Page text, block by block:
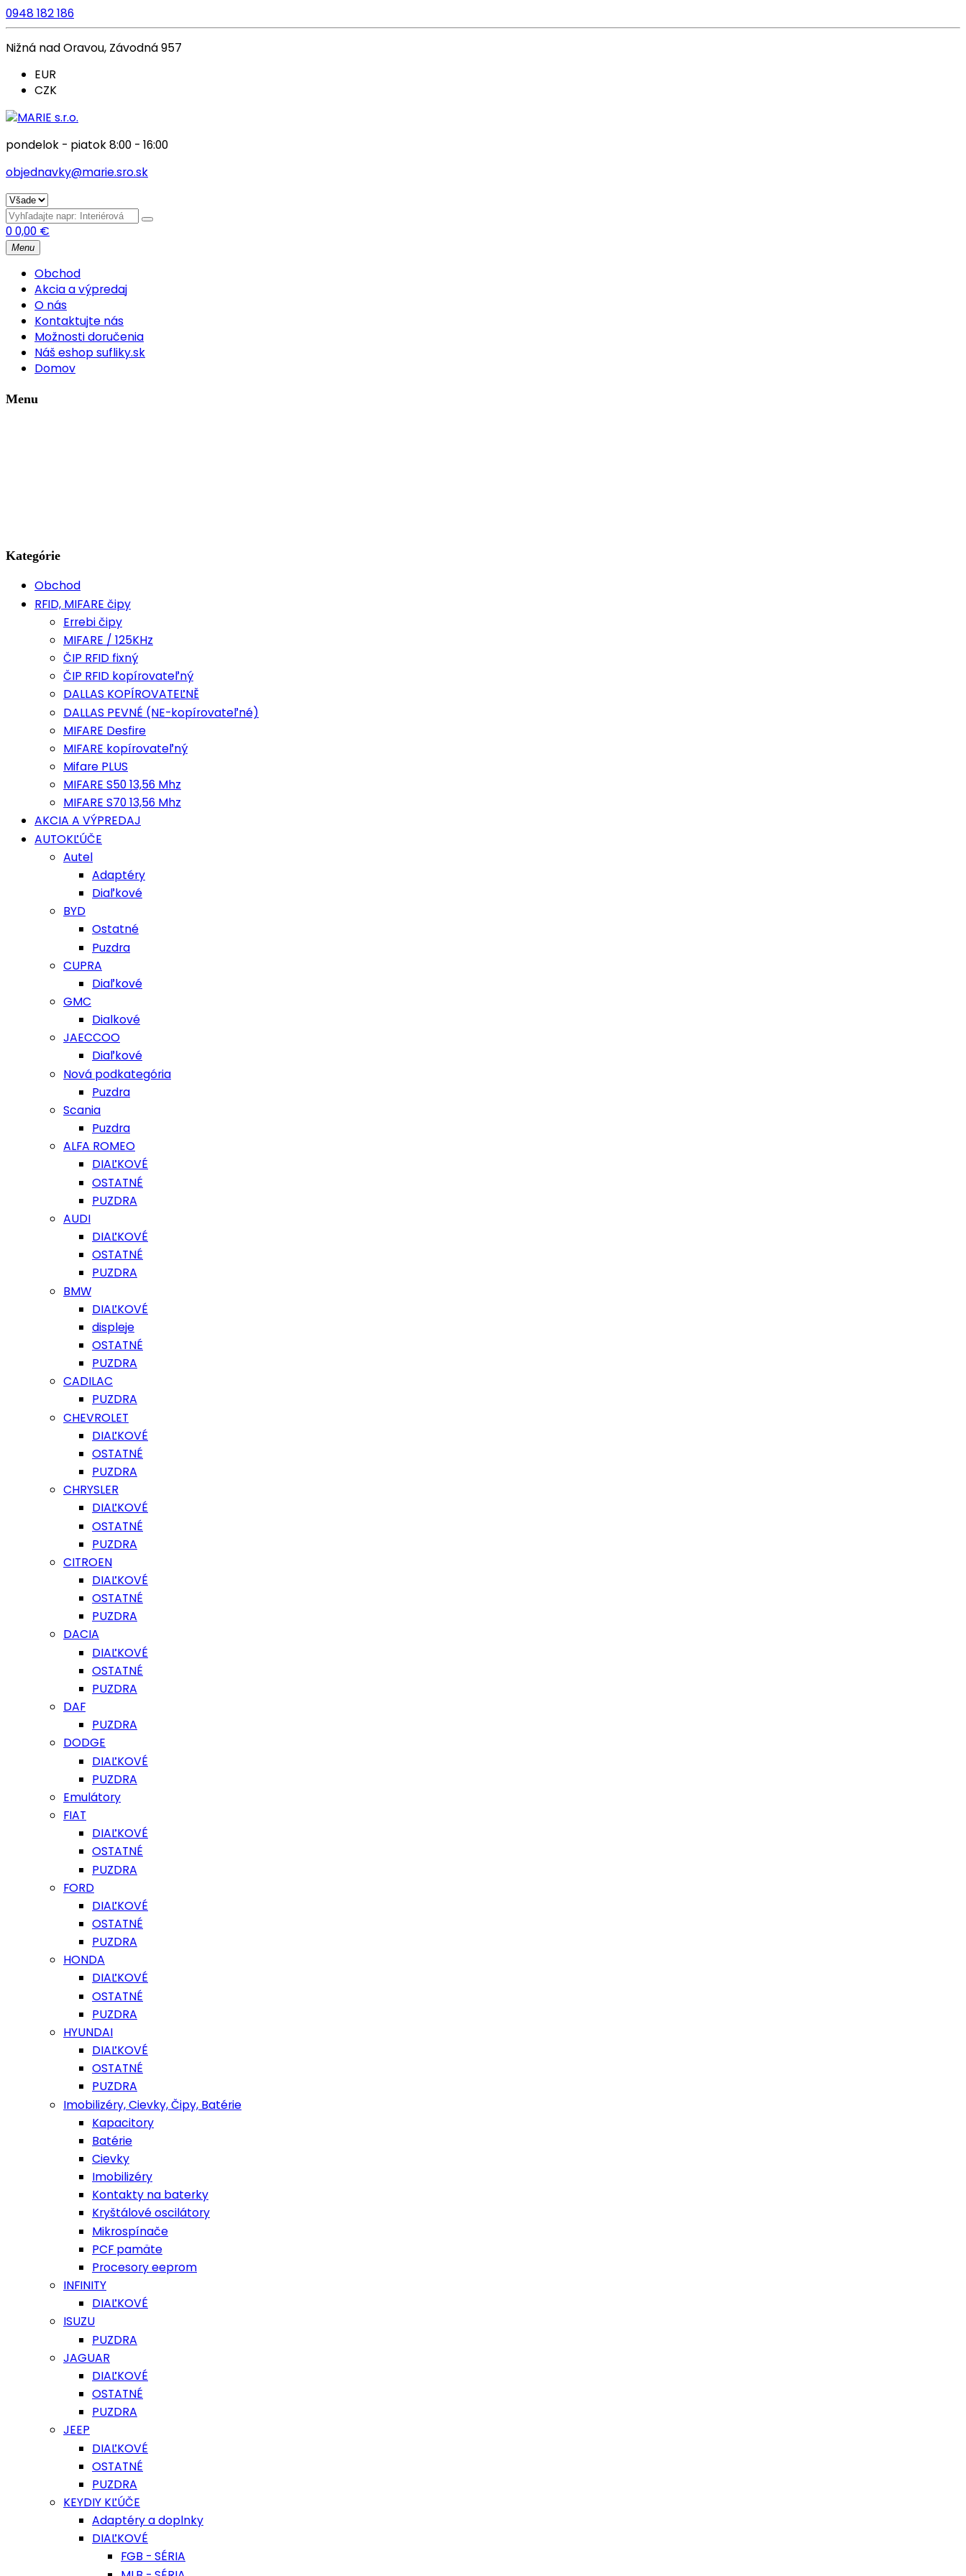
0948 182 186
Nižná nad Oravou, Závodná 957
EUR
CZK
pondelok - piatok 8:00 - 16:00
objednavky@marie.sro.sk
00,00 €
Menu
Obchod
Akcia a výpredaj
O nás
Kontaktujte nás
Možnosti doručenia
Náš eshop sufliky.sk
Domov
Menu
Kategórie
Obchod
RFID, MIFARE čipy
Errebi čipy
MIFARE / 125KHz
ČIP RFID fixný
ČIP RFID kopírovateľný
DALLAS KOPÍROVATEĽNĚ
DALLAS PEVNÉ (NE-kopírovateľné)
MIFARE Desfire
MIFARE kopírovateľný
Mifare PLUS
MIFARE S50 13,56 Mhz
MIFARE S70 13,56 Mhz
AKCIA A VÝPREDAJ
AUTOKĽÚČE
Autel
Adaptéry
Diaľkové
BYD
Ostatné
Puzdra
CUPRA
Diaľkové
GMC
Dialkové
JAECCOO
Diaľkové
Nová podkategória
Puzdra
Scania
Puzdra
ALFA ROMEO
DIAĽKOVÉ
OSTATNÉ
PUZDRA
AUDI
DIAĽKOVÉ
OSTATNÉ
PUZDRA
BMW
DIAĽKOVÉ
displeje
OSTATNÉ
PUZDRA
CADILAC
PUZDRA
CHEVROLET
DIAĽKOVÉ
OSTATNÉ
PUZDRA
CHRYSLER
DIAĽKOVÉ
OSTATNÉ
PUZDRA
CITROEN
DIAĽKOVÉ
OSTATNÉ
PUZDRA
DACIA
DIAĽKOVÉ
OSTATNÉ
PUZDRA
DAF
PUZDRA
DODGE
DIAĽKOVÉ
PUZDRA
Emulátory
FIAT
DIAĽKOVÉ
OSTATNÉ
PUZDRA
FORD
DIAĽKOVÉ
OSTATNÉ
PUZDRA
HONDA
DIAĽKOVÉ
OSTATNÉ
PUZDRA
HYUNDAI
DIAĽKOVÉ
OSTATNÉ
PUZDRA
Imobilizéry, Cievky, Čipy, Batérie
Kapacitory
Batérie
Cievky
Imobilizéry
Kontakty na baterky
Kryštálové oscilátory
Mikrospínače
PCF pamäte
Procesory eeprom
INFINITY
DIAĽKOVÉ
ISUZU
PUZDRA
JAGUAR
DIAĽKOVÉ
OSTATNÉ
PUZDRA
JEEP
DIAĽKOVÉ
OSTATNÉ
PUZDRA
KEYDIY KĽÚČE
Adaptéry a doplnky
DIAĽKOVÉ
FGB - SÉRIA